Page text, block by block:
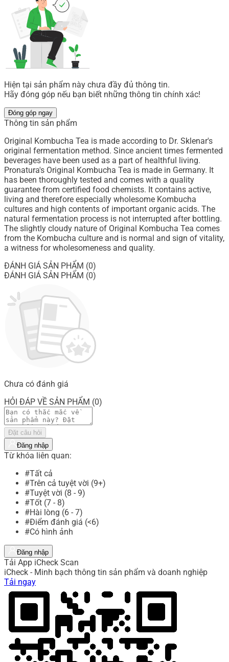
Hiện tại sản phẩm này chưa đầy đủ thông tin.
Hãy đóng góp nếu bạn biết những thông tin chính xác!
Đóng góp ngay
Thông tin sản phẩm
Original Kombucha Tea is made according to Dr. Sklenar's
original fermentation method. Since ancient times fermented
beverages have been used as a part of healthful living.
Pronatura's Original Kombucha Tea is made in Germany. It
has been thoroughly tested and comes with a quality
guarantee from certified food chemists. It contains active,
living and therefore especially wholesome Kombucha
cultures and high contents of important organic acids. The
natural fermentation process is not interrupted after bottling.
The slightly cloudy nature of Original Kombucha Tea comes
from the Kombucha culture and is normal and sign of vitality,
a witness for wholesomeness and quality.
ĐÁNH GIÁ SẢN PHẨM (0)
ĐÁNH GIÁ SẢN PHẨM (0)
Chưa có đánh giá
HỎI ĐÁP VỀ SẢN PHẨM (0)
Đặt câu hỏi
Đăng nhập
Từ khóa liên quan:
#Tất cả
#Trên cả tuyệt vời (9+)
#Tuyệt vời (8 - 9)
#Tốt (7 - 8)
#Hài lòng (6 - 7)
#Điểm đánh giá (<6)
#Có hình ảnh
Đăng nhập
Tải App iCheck Scan
iCheck - Minh bạch thông tin sản phẩm và doanh nghiệp
Tải ngay